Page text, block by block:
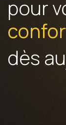
pour
dès